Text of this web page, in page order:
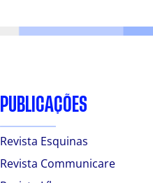
PUBLICAÇÕES
Revista Esquinas
Revista Communicare